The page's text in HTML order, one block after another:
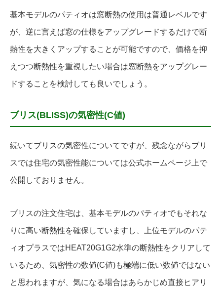
基本モデルのパティオは窓断熱の使用は普通レベルです
が、逆に言えば窓の仕様をアップグレードするだけで断
熱性を大きくアップすることが可能ですので、価格を抑
えつつ断熱性を重視したい場合は窓断熱をアップグレー
ドすることを検討しても良いでしょう。
ブリス(BLISS)の気密性(C値)
続いてブリスの気密性についてですが、残念ながらブリ
スでは住宅の気密性能については公式ホームページ上で
公開しておりません。
ブリスの注文住宅は、基本モデルのパティオでもそれな
りに高い断熱性を確保していますし、上位モデルのパテ
ィオプラスではHEAT20G1G2水準の断熱性をクリアして
いるため、気密性の数値(C値)も極端に低い数値ではない
と思われますが、気になる場合はあらかじめ直接ヒアリ